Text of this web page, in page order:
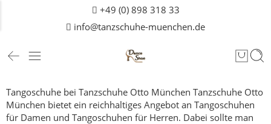
+49 (0) 898 318 33
info@tanzschuhe-muenchen.de
Tangoschuhe bei Tanzschuhe Otto München Tanzschuhe Otto
München bietet ein reichhaltiges Angebot an Tangoschuhen
für Damen und Tangoschuhen für Herren. Dabei sollte man